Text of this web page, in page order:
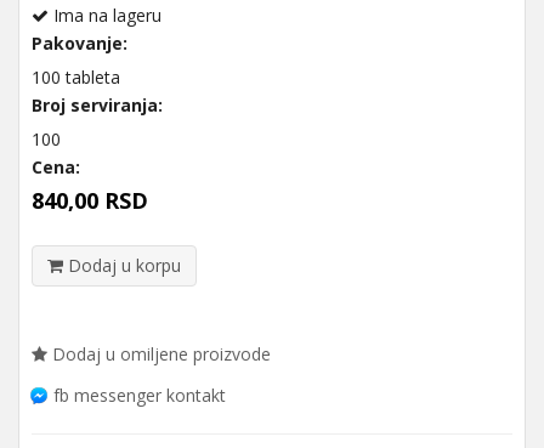
Ima na lageru
Pakovanje:
100 tableta
Broj serviranja:
100
Cena:
840,00 RSD
Dodaj u korpu
Dodaj u omiljene proizvode
fb messenger kontakt